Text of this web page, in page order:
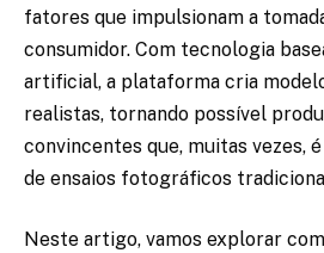
fatores que impulsionam a
consumidor. Com tecnologia
artificial, a plataforma cria
realistas, tornando possível
convincentes que, muitas vezes,
de ensaios fotográficos
Neste artigo, vamos explorar